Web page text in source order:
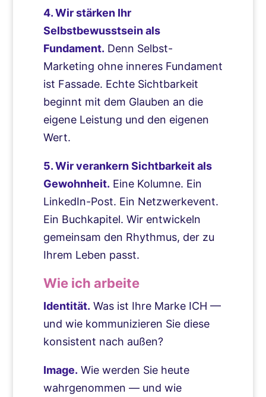
4. Wir stärken Ihr
Selbstbewusstsein als
Fundament. Denn Selbst-
Marketing ohne inneres Fundament
ist Fassade. Echte Sichtbarkeit
beginnt mit dem Glauben an die
eigene Leistung und den eigenen
Wert.
5. Wir verankern Sichtbarkeit als
Gewohnheit. Eine Kolumne. Ein
LinkedIn-Post. Ein Netzwerkevent.
Ein Buchkapitel. Wir entwickeln
gemeinsam den Rhythmus, der zu
Ihrem Leben passt.
Wie ich arbeite
Identität. Was ist Ihre Marke ICH —
und wie kommunizieren Sie diese
konsistent nach außen?
Image. Wie werden Sie heute
wahrgenommen — und wie